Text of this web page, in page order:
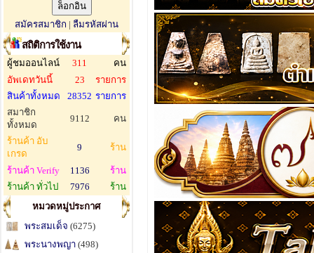
สมัครสมาชิก | ลืมรหัสผ่าน
สถิติการใช้งาน
ผู้ชมออนไลน์ 311
คน
อัพเดทวันนี้
23
รายการ
สินค้าทั้งหมด
28352 รายการ
สมาชิก
ทั้งหมด
9112 คน
ร้านค้า อับ
เกรด
9 ร้าน
ร้านค้า Verify 1136
ร้าน
ร้านค้า ทั่วไป
7976
ร้าน
หมวดหมู่ประกาศ
พระสมเด็จ (6275)
พระนางพญา (498)